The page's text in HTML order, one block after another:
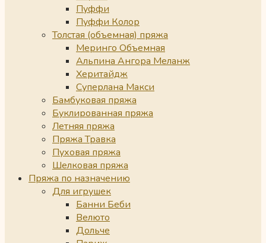
Пуффи
Пуффи Колор
Толстая (объемная) пряжа
Меринго Объемная
Альпина Ангора Меланж
Херитайдж
Суперлана Макси
Бамбуковая пряжа
Буклированная пряжа
Летняя пряжа
Пряжа Травка
Пуховая пряжа
Шелковая пряжа
Пряжа по назначению
Для игрушек
Банни Беби
Велюто
Дольче